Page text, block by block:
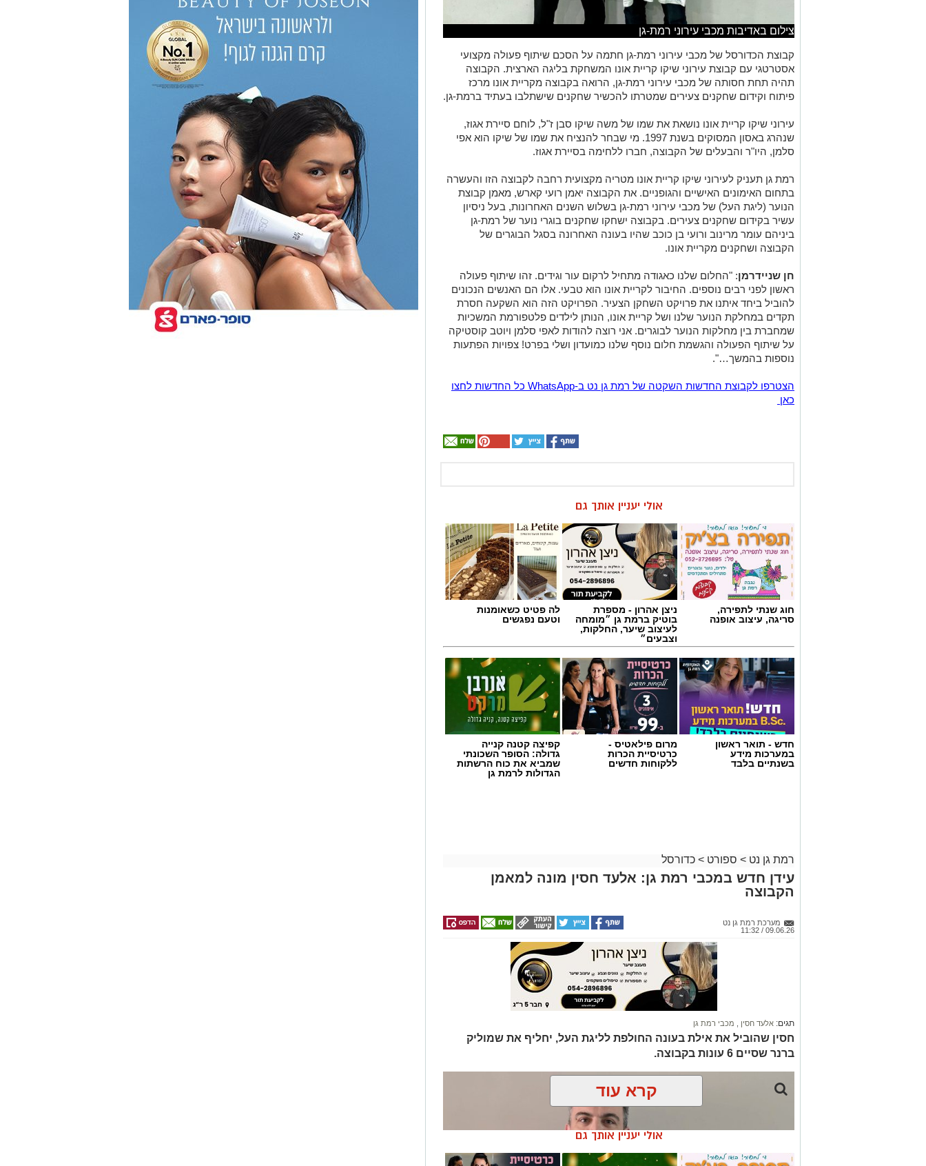
צילום באדיבות מכבי עירוני רמת-גן
קבוצת הכדורסל של מכבי עירוני רמת-גן חתמה על הסכם שיתוף פעולה מקצועי
אסטרטגי עם קבוצת עירוני שיקו קריית אונו המשחקת בליגה הארצית. הקבוצה
תהיה תחת חסותה של מכבי עירוני רמת-גן, הרואה בקבוצה מקריית אונו מרכז
פיתוח וקידום שחקנים צעירים שמטרתו להכשיר שחקנים שישתלבו בעתיד ברמת-גן.
עירוני שיקו קריית אונו נושאת את שמו של משה שיקו סבן ז"ל, לוחם סיירת אגוז,
שנהרג באסון המסוקים בשנת 1997. מי שבחר להנציח את שמו של שיקו הוא אפי
סלמן, היו"ר והבעלים של הקבוצה, חברו ללחימה בסיירת אגוז.
רמת גן תעניק לעירוני שיקו קריית אונו מטריה מקצועית רחבה לקבוצה הזו והעשרה
בתחום האימונים האישיים והגופניים. את הקבוצה יאמן רועי קארש, מאמן קבוצת
הנוער (ליגת העל) של מכבי עירוני רמת-גן בשלוש השנים האחרונות, בעל ניסיון
עשיר בקידום שחקנים צעירים. בקבוצה ישחקו שחקנים בוגרי נוער של רמת-גן
ביניהם עומר מרינוב ורועי בן כוכב שהיו בעונה האחרונה בסגל הבוגרים של
הקבוצה ושחקנים מקריית אונו.
חן שניידרמן: "החלום שלנו כאגודה מתחיל לרקום עור וגידים. זהו שיתוף פעולה
ראשון לפני רבים נוספים. החיבור לקריית אונו הוא טבעי. אלו הם האנשים הנכונים
להוביל ביחד איתנו את פרויקט השחקן הצעיר. הפרויקט הזה הוא השקעה חסרת
תקדים במחלקת הנוער שלנו ושל קריית אונו, הנותן לילדים פלטפורמת המשכיות
שמחברת בין מחלקות הנוער לבוגרים. אני רוצה להודות לאפי סלמן ויוטב קוסטיקה
על שיתוף הפעולה והגשמת חלום נוסף שלנו כמועדון ושלי בפרט! צפויות הפתעות
נוספות בהמשך…".
הצטרפו לקבוצת החדשות השקטה של רמת גן נט ב-WhatsApp כל החדשות לחצו
כאן
אולי יעניין אותך גם
חוג שנתי לתפירה,
סריגה, עיצוב אופנה
ניצן אהרון - מספרת
בוטיק ברמת גן ״מומחה
לעיצוב שיער, החלקות,
וצבעים״
לה פטיט כשאומנות
וטעם נפגשים
חדש - תואר ראשון
במערכות מידע
בשנתיים בלבד
מרום פילאטיס -
כרטיסיית הכרות
ללקוחות חדשים
קפיצה קטנה קנייה
גדולה: הסופר השכונתי
שמביא את כוח הרשתות
הגדולות לרמת גן
רמת גן נט > ספורט > כדורסל
עידן חדש במכבי רמת גן: אלעד חסין מונה למאמן
הקבוצה
מערכת רמת גן נט
09.06.26 / 11:32
תגים: אלעד חסין מכבי רמת גן
חסין שהוביל את אילת בעונה החולפת לליגת העל, יחליף את שמוליק
ברנר שסיים 6 עונות בקבוצה.
קרא עוד
אולי יעניין אותך גם